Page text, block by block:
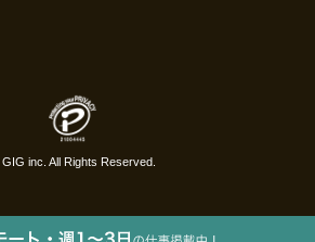
GIG inc. All Rights Reserved.